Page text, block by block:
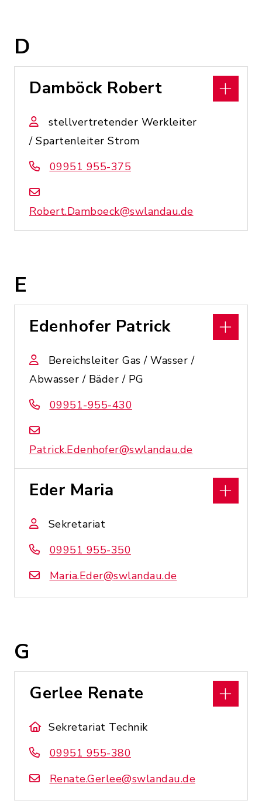
D
Damböck Robert
stellvertretender Werkleiter
/ Spartenleiter Strom
09951 955-375
Robert.Damboeck@swlandau.de
E
Edenhofer Patrick
Bereichsleiter Gas / Wasser /
Abwasser / Bäder / PG
09951-955-430
Patrick.Edenhofer@swlandau.de
Eder Maria
Sekretariat
09951 955-350
Maria.Eder@swlandau.de
G
Gerlee Renate
Sekretariat Technik
09951 955-380
Renate.Gerlee@swlandau.de